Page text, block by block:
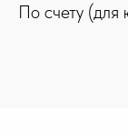
По счету (для